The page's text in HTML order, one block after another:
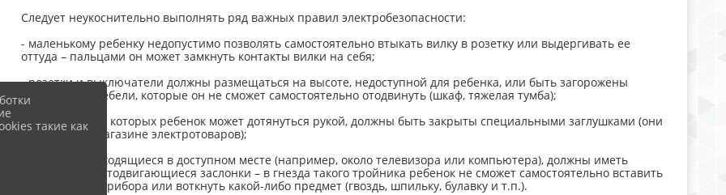
Следует неукоснительно выполнять ряд важных правил электробезопасности:
- маленькому ребенку недопустимо позволять самостоятельно втыкать вилку в розетку или выдергивать ее
оттуда – пальцами он может замкнуть контакты вилки на себя;
- розетки и выключатели должны размещаться на высоте, недоступной для ребенка, или быть загорожены
предметами мебели, которые он не сможет самостоятельно отодвинуть (шкаф, тяжелая тумба);
- те розетки, до которых ребенок может дотянуться рукой, должны быть закрыты специальными заглушками (они
продаются в магазине электротоваров);
- тройники, находящиеся в доступном месте (например, около телевизора или компьютера), должны иметь
специальные отодвигающиеся заслонки – в гнезда такого тройника ребенок не сможет самостоятельно вставить
вилку электроприбора или воткнуть какой-либо предмет (гвоздь, шпильку, булавку и т.п.).
такие как